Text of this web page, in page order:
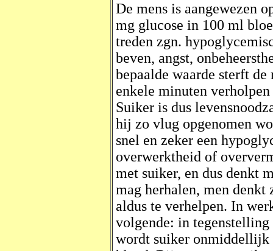
De mens is aangewezen
mg glucose in 100 ml
treden zgn.
beven, angst,
bepaalde waarde sterft
enkele minuten
Suiker is dus
hij zo vlug opgenomen
snel en zeker een
overwerktheid of
met suiker, en dus denkt
mag herhalen, men denkt
aldus te verhelpen. In
volgende: in
wordt suiker onmiddellijk